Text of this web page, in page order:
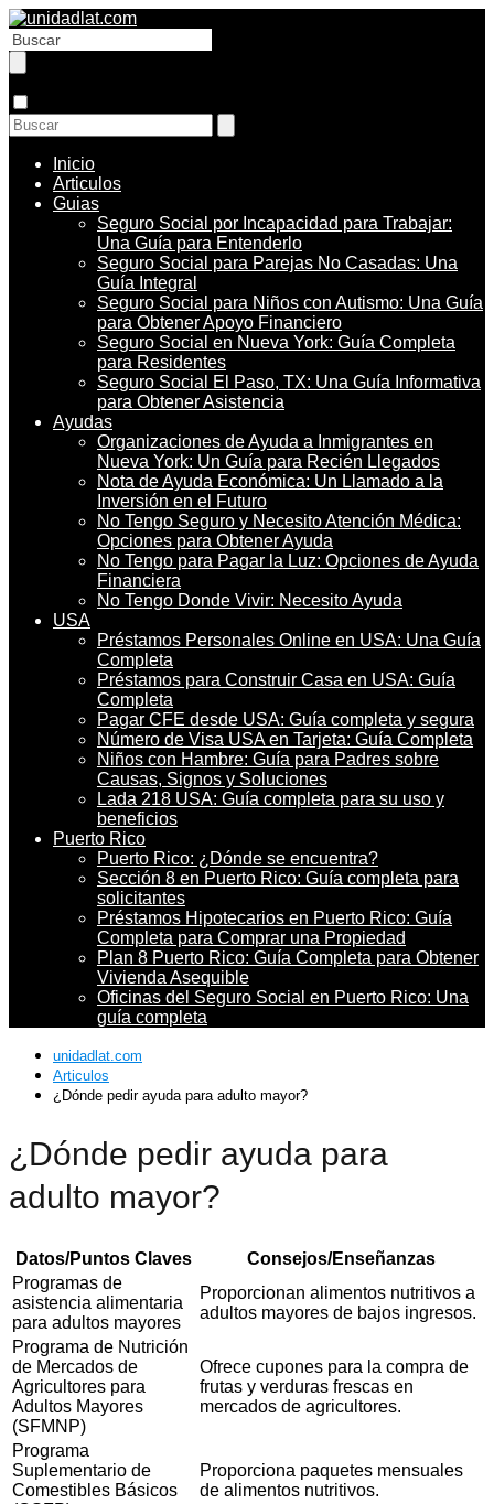
Inicio
Articulos
Guias
Seguro Social por Incapacidad para Trabajar:
Una Guía para Entenderlo
Seguro Social para Parejas No Casadas: Una
Guía Integral
Seguro Social para Niños con Autismo: Una Guía
para Obtener Apoyo Financiero
Seguro Social en Nueva York: Guía Completa
para Residentes
Seguro Social El Paso, TX: Una Guía Informativa
para Obtener Asistencia
Ayudas
Organizaciones de Ayuda a Inmigrantes en
Nueva York: Un Guía para Recién Llegados
Nota de Ayuda Económica: Un Llamado a la
Inversión en el Futuro
No Tengo Seguro y Necesito Atención Médica:
Opciones para Obtener Ayuda
No Tengo para Pagar la Luz: Opciones de Ayuda
Financiera
No Tengo Donde Vivir: Necesito Ayuda
USA
Préstamos Personales Online en USA: Una Guía
Completa
Préstamos para Construir Casa en USA: Guía
Completa
Pagar CFE desde USA: Guía completa y segura
Número de Visa USA en Tarjeta: Guía Completa
Niños con Hambre: Guía para Padres sobre
Causas, Signos y Soluciones
Lada 218 USA: Guía completa para su uso y
beneficios
Puerto Rico
Puerto Rico: ¿Dónde se encuentra?
Sección 8 en Puerto Rico: Guía completa para
solicitantes
Préstamos Hipotecarios en Puerto Rico: Guía
Completa para Comprar una Propiedad
Plan 8 Puerto Rico: Guía Completa para Obtener
Vivienda Asequible
Oficinas del Seguro Social en Puerto Rico: Una
guía completa
unidadlat.com
Articulos
¿Dónde pedir ayuda para adulto mayor?
¿Dónde pedir ayuda para
adulto mayor?
Datos/Puntos Claves
Consejos/Enseñanzas
Programas de
asistencia alimentaria
para adultos mayores
Proporcionan alimentos nutritivos a
adultos mayores de bajos ingresos.
Programa de Nutrición
de Mercados de
Agricultores para
Adultos Mayores
(SFMNP)
Ofrece cupones para la compra de
frutas y verduras frescas en
mercados de agricultores.
Programa
Suplementario de
Comestibles Básicos
Proporciona paquetes mensuales
de alimentos nutritivos.